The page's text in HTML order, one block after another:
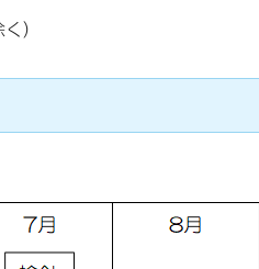
）